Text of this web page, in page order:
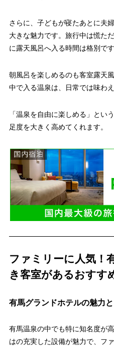
さらに、子どもが寝たあとに夫
大きな魅力です。旅行中は慌た
に露天風呂へ入る時間は格別です
朝風呂を楽しめるのも客室露天
中で入る温泉は、日常では味わ
「温泉を自由に楽しめる」とい
足度を大きく高めてくれます。
ファミリーに人気！
き客室があるおすす
有馬グランドホテルの魅力
有馬温泉の中でも特に知名度が
はの充実した設備が魅力で、フ